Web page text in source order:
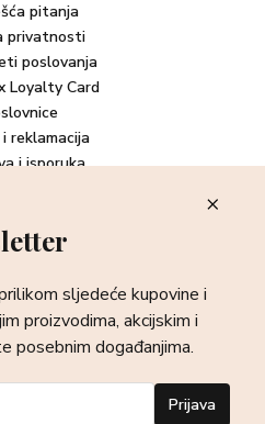
pitanja
privatnosti
poslovanja
Loyalty Card
reklamacija
i isporuka
i ekskluzivnim
Prijava
sljedeće kupovine i
proizvodima, akcijskim i
posebnim događanjima.
Prijava